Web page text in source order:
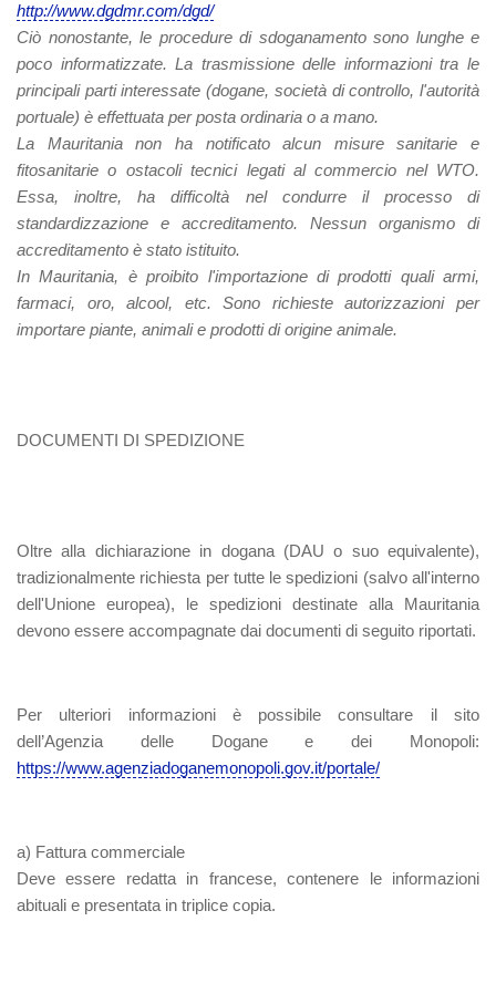
http://www.dgdmr.com/dgd/
Ciò nonostante, le procedure di sdoganamento sono lunghe e
poco informatizzate. La trasmissione delle informazioni tra le
principali parti interessate (dogane, società di controllo, l'autorità
portuale) è effettuata per posta ordinaria o a mano.
La Mauritania non ha notificato alcun misure sanitarie e
fitosanitarie o ostacoli tecnici legati al commercio nel WTO.
Essa, inoltre, ha difficoltà nel condurre il processo di
standardizzazione e accreditamento. Nessun organismo di
accreditamento è stato istituito.
In Mauritania, è proibito l'importazione di prodotti quali armi,
farmaci, oro, alcool, etc. Sono richieste autorizzazioni per
importare piante, animali e prodotti di origine animale.
DOCUMENTI DI SPEDIZIONE
Oltre alla dichiarazione in dogana (DAU o suo equivalente),
tradizionalmente richiesta per tutte le spedizioni (salvo all'interno
dell'Unione europea), le spedizioni destinate alla Mauritania
devono essere accompagnate dai documenti di seguito riportati.
Per ulteriori informazioni è possibile consultare il sito
dell’Agenzia delle Dogane e dei Monopoli:
https://www.agenziadoganemonopoli.gov.it/portale/
a) Fattura commerciale
Deve essere redatta in francese, contenere le informazioni
abituali e presentata in triplice copia.